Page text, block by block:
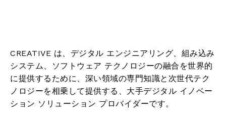
CREATIVE は、デジタル エンジニアリング、組み込み
システム、ソフトウェア テクノロジーの融合を世界的
に提供するために、深い領域の専門知識と次世代テク
ノロジーを相乗して提供する、大手デジタル イノベー
ション ソリューション プロバイダーです。